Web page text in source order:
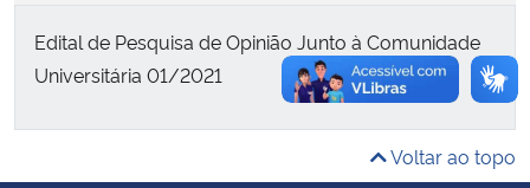
Controladoria-Geral da União
Ministério da Mulher, da Família e dos Direitos Humanos
Edital de Pesquisa de Opinião Junto à Comunidade
Universitária 01/2021
Voltar ao topo